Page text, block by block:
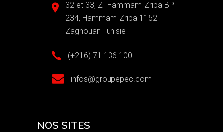
32 et 33, ZI Hammam-Zriba BP
234, Hammam-Zriba 1152
Zaghouan Tunisie
(+216) 71 136 100
infos@groupepec.com
NOS SITES